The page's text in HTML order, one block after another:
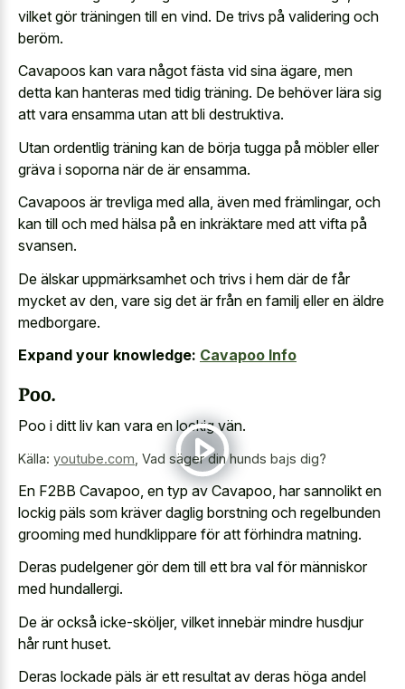
vilket gör träningen till en vind. De trivs på validering och
beröm.
Cavapoos kan vara något fästa vid sina ägare, men
detta kan hanteras med tidig träning. De behöver lära sig
att vara ensamma utan att bli destruktiva.
Utan ordentlig träning kan de börja tugga på möbler eller
gräva i soporna när de är ensamma.
Cavapoos är trevliga med alla, även med främlingar, och
kan till och med hälsa på en inkräktare med att vifta på
svansen.
De älskar uppmärksamhet och trivs i hem där de får
mycket av den, vare sig det är från en familj eller en äldre
medborgare.
Expand your knowledge: Cavapoo Info
Poo.
Poo i ditt liv kan vara en lockig vän.
Källa: youtube.com, Vad säger din hunds bajs dig?
En F2BB Cavapoo, en typ av Cavapoo, har sannolikt en
lockig päls som kräver daglig borstning och regelbunden
grooming med hundklippare för att förhindra matning.
Deras pudelgener gör dem till ett bra val för människor
med hundallergi.
De är också icke-sköljer, vilket innebär mindre husdjur
hår runt huset.
Deras lockade päls är ett resultat av deras höga andel